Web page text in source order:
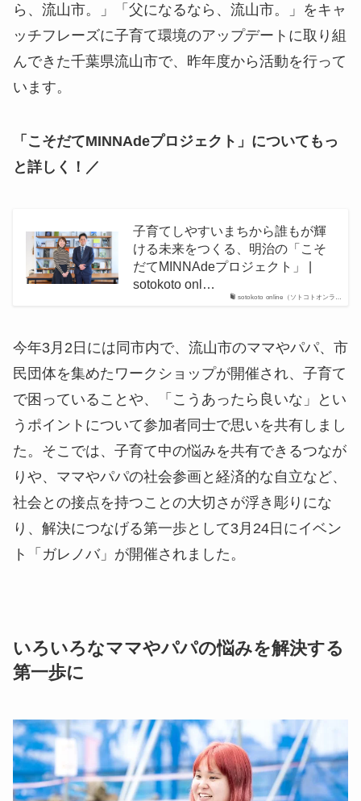
ら、流山市。」「父になるなら、流山市。」をキャ
ッチフレーズに子育て環境のアップデートに取り組
んできた千葉県流山市で、昨年度から活動を行って
います。
「こそだてMINNAdeプロジェクト」についてもっ
と詳しく！／
sotokoto online（ソトコトオンラ…
子育てしやすいまちから誰もが輝
ける未来をつくる、明治の「こそ
だてMINNAdeプロジェクト」 |
sotokoto onl…
今年3月2日には同市内で、流山市のママやパパ、市
民団体を集めたワークショップが開催され、子育て
で困っていることや、「こうあったら良いな」とい
うポイントについて参加者同士で思いを共有しまし
た。そこでは、子育て中の悩みを共有できるつなが
りや、ママやパパの社会参画と経済的な自立など、
社会との接点を持つことの大切さが浮き彫りにな
り、解決につなげる第一歩として3月24日にイベン
ト「ガレノバ」が開催されました。
いろいろなママやパパの悩みを解決する
第一歩に